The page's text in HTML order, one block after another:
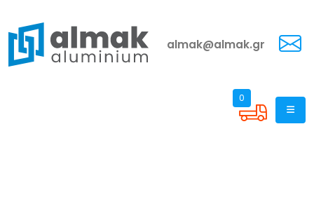
almak@almak.gr
0